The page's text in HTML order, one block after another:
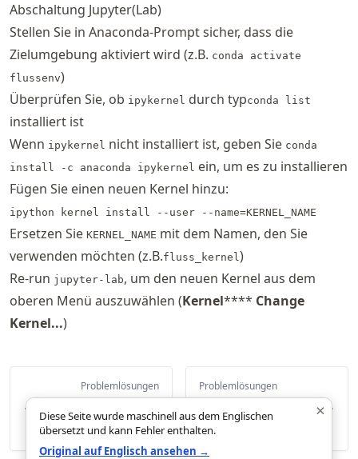
Abschaltung Jupyter(Lab)
Stellen Sie in Anaconda-Prompt sicher, dass die
Zielumgebung aktiviert wird (z.B. conda activate
flussenv)
Überprüfen Sie, ob ipykernel durch typconda list
installiert ist
Wenn ipykernel nicht installiert ist, geben Sie conda
install -c anaconda ipykernel ein, um es zu installieren
Fügen Sie einen neuen Kernel hinzu:
ipython kernel install --user --name=KERNEL_NAME
Ersetzen Sie KERNEL_NAME mit dem Namen, den Sie
verwenden möchten (z.B.fluss_kernel)
Re-run jupyter-lab, um den neuen Kernel aus dem
oberen Menü auszuwählen (Kernel**** Change
Kernel...)
Problemlösungen
Debugging Python
Code
Problemlösungen
Numerische
Modelle
×
Diese Seite wurde maschinell aus dem Englischen
übersetzt und kann Fehler enthalten.
Original auf Englisch ansehen →